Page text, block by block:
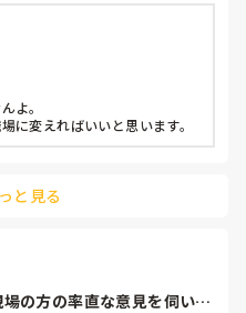
だね
うです。
したが
た人も何年も言われ続けて
よ。
に変えればいいと思います。
と見る
の方の率直な意見を伺いた